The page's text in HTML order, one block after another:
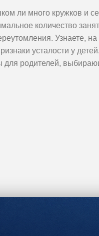
ли много кружков и
количество
Узнаете,
усталости у
родителей,